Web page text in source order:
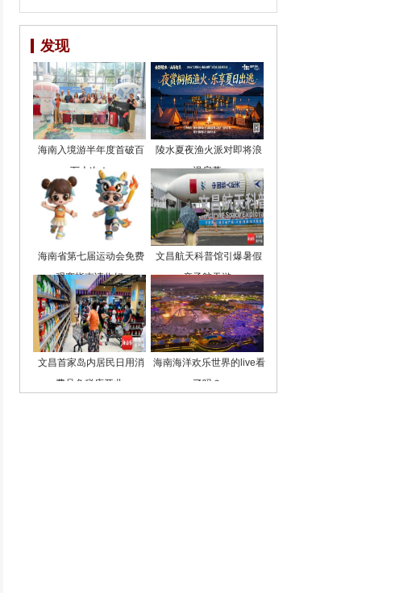
发现
海南入境游半年度首破百
万人次！
陵水夏夜渔火派对即将浪
漫启幕
海南省第七届运动会免费
观赛指南请收好
文昌航天科普馆引爆暑假
亲子航天游
文昌首家岛内居民日用消
费品免税店开业
海南海洋欢乐世界的live看
了吗？